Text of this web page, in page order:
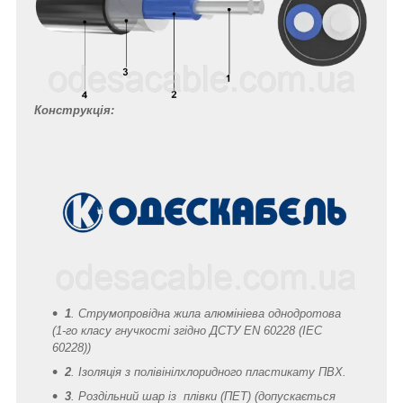
Конструкція:
1 . Струмопровідна жила алюмініева однодротова
(1-го класу гнучкості згідно ДСТУ EN 60228 (IEC
60228))
2 . Ізоляція з полівінілхлоридного пластикату ПВХ.
3 . Роздільний шар із плівки (ПЕТ) (допускається